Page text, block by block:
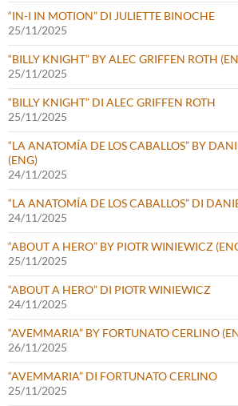
“IN-I IN MOTION” DI JULIETTE BINOCHE
25/11/2025
“BILLY KNIGHT” BY ALEC GRIFFEN ROTH
25/11/2025
“BILLY KNIGHT” DI ALEC GRIFFEN ROTH
25/11/2025
“LA ANATOMÍA DE LOS CABALLOS” BY
(ENG)
24/11/2025
“LA ANATOMÍA DE LOS CABALLOS” DI
24/11/2025
“ABOUT A HERO” BY PIOTR WINIEWICZ
25/11/2025
“ABOUT A HERO” DI PIOTR WINIEWICZ
24/11/2025
“AVEMMARIA” BY FORTUNATO CERLINO
26/11/2025
“AVEMMARIA” DI FORTUNATO CERLINO
25/11/2025